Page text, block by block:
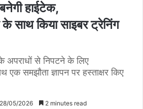
हाईटेक,
साथ किया साइबर ट्रेनिंग
अपराधों से निपटने के लिए
समझौता ज्ञापन पर हस्ताक्षर किए
28/05/2026 2 minutes read